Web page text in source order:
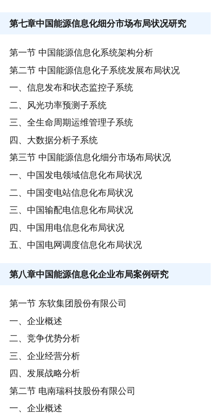
第七章中国能源信息化细分市场布局状况研究
第一节 中国能源信息化系统架构分析
第二节 中国能源信息化子系统发展布局状况
一、信息发布和状态监控子系统
二、风光功率预测子系统
三、全生命周期运维管理子系统
四、大数据分析子系统
第三节 中国能源信息化细分市场布局状况
一、中国发电领域信息化布局状况
二、中国变电站信息化布局状况
三、中国输配电信息化布局状况
四、中国用电信息化布局状况
五、中国电网调度信息化布局状况
第八章中国能源信息化企业布局案例研究
第一节 东软集团股份有限公司
一、企业概述
二、竞争优势分析
三、企业经营分析
四、发展战略分析
第二节 电南瑞科技股份有限公司
一、企业概述